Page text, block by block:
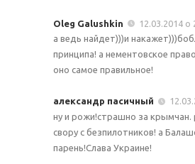
Oleg Galushkin
12.03.2014 о
а ведь найдет)))и
принципа! а нементовское
оно самое правильное!
александр пасичный
ну и рожи!страшно за крымчан.
свору с безпилотников! а
парень!Слава Украине!